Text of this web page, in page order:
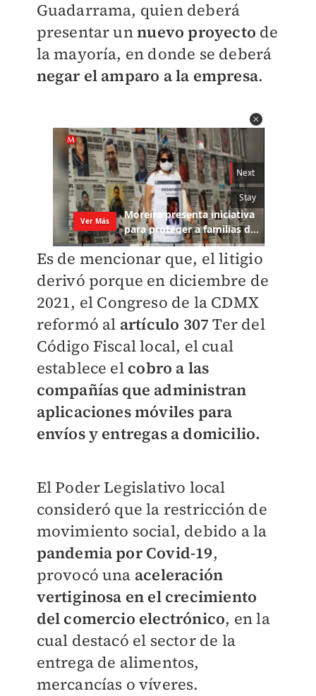
Guadarrama, quien deberá
presentar unnuevo proyecto de
la mayoría, en donde se deberá
negar el amparo a la empresa.
Es de mencionar que, el litigio
derivó porque en diciembre de
2021, el Congreso de la CDMX
reformó al artículo 307Ter del
Código Fiscal local, el cual
establece el cobro a las
compañías que administran
aplicaciones móviles para
envíos y entregas a domicilio.
El Poder Legislativo local
consideró que la restricción de
movimiento social, debido a la
pandemia por Covid-19,
provocó una aceleración
vertiginosa en el crecimiento
del comercio electrónico, en la
cual destacó el sector de la
entrega de alimentos,
mercancías o víveres.